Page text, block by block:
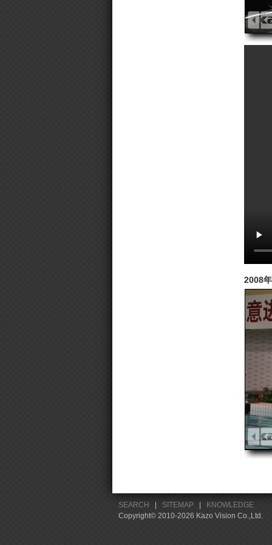
2008
SEARCH SITEMAP|
KNOWLEDGE
Copyright© 2010-2026 Kazo Vision Co.,Ltd.